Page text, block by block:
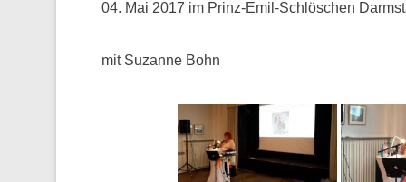
04. Mai 2017 im Prinz-Emil-Schlöschen
mit Suzanne Bohn